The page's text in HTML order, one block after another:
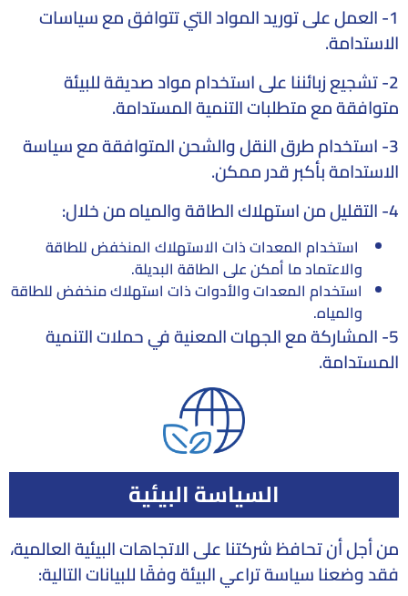
1- العمل على توريد المواد التي تتوافق مع سياسات
الاستدامة.
2- تشجيع زبائننا على استخدام مواد صديقة للبيئة
متوافقة مع متطلبات التنمية المستدامة.
3- استخدام طرق النقل والشحن المتوافقة مع سياسة
الاستدامة بأكبر قدر ممكن.
4- التقليل من استهلاك الطاقة والمياه من خلال:
استخدام المعدات ذات الاستهلاك المنخفض للطاقة
والاعتماد ما أمكن على الطاقة البديلة.
استخدام المعدات والأدوات ذات استهلاك منخفض للطاقة
والمياه.
5- المشاركة مع الجهات المعنية في حملات التنمية
المستدامة.
السياسة البيئية
من أجل أن تحافظ شركتنا على الاتجاهات البيئية العالمية،
فقد وضعنا سياسة تراعي البيئة وفقًا للبيانات التالية: